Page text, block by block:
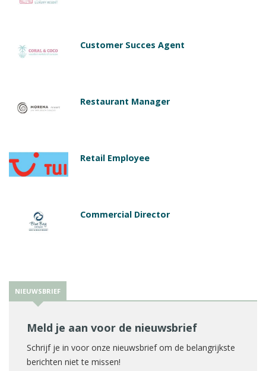
Customer Succes Agent
Restaurant Manager
Retail Employee
Commercial Director
NIEUWSBRIEF
Meld je aan voor de nieuwsbrief
Schrijf je in voor onze nieuwsbrief om de belangrijkste
berichten niet te missen!